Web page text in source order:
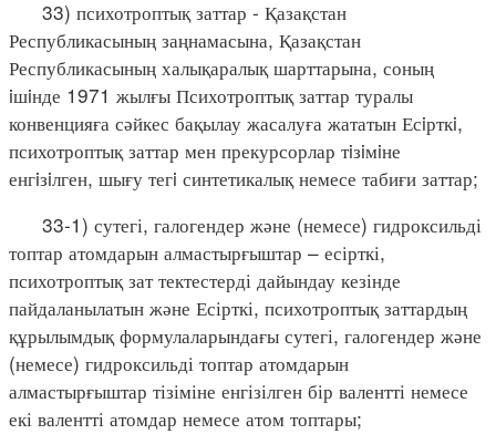
33) психотроптық заттар - Қазақстан
Республикасының заңнамасына, Қазақстан
Республикасының халықаралық шарттарына, соның
iшiнде 1971 жылғы Психотроптық заттар туралы
конвенцияға сәйкес бақылау жасалуға жататын Есiрткi,
психотроптық заттар мен прекурсорлар тiзiмiне
енгiзiлген, шығу тегi синтетикалық немесе табиғи заттар;
33-1) сутегі, галогендер және (немесе) гидроксильді
топтар атомдарын алмастырғыштар – есірткі,
психотроптық зат тектестерді дайындау кезінде
пайдаланылатын және Есірткі, психотроптық заттардың
құрылымдық формулаларындағы сутегі, галогендер және
(немесе) гидроксильді топтар атомдарын
алмастырғыштар тізіміне енгізілген бір валентті немесе
екі валентті атомдар немесе атом топтары;